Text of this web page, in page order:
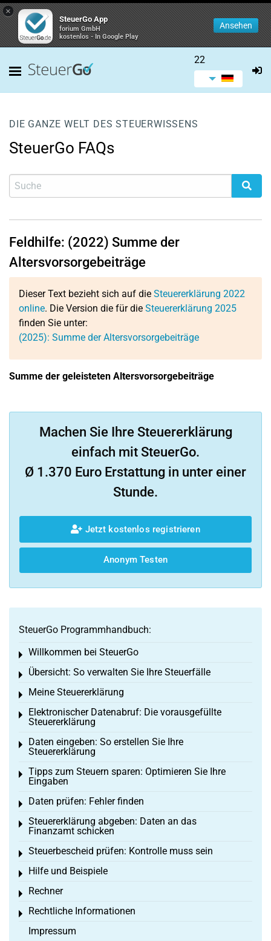
×
SteuerGo App
forium GmbH
kostenlos - In Google Play
Ansehen
22
DIE GANZE WELT DES STEUERWISSENS
SteuerGo FAQs
Feldhilfe: (2022) Summe der
Altersvorsorgebeiträge
Dieser Text bezieht sich auf die Steuererklärung 2022
online. Die Version die für die Steuererklärung 2025
finden Sie unter:
(2025): Summe der Altersvorsorgebeiträge
Summe der geleisteten Altersvorsorgebeiträge
Machen Sie Ihre Steuererklärung
einfach mit SteuerGo.
Ø 1.370 Euro Erstattung in unter einer
Stunde.
Jetzt kostenlos registrieren
Anonym Testen
SteuerGo Programmhandbuch:
Willkommen bei SteuerGo
Toggle menu
Übersicht: So verwalten Sie Ihre Steuerfälle
Toggle menu
Meine Steuererklärung
Toggle menu
Elektronischer Datenabruf: Die vorausgefüllte
Steuererklärung
Toggle menu
Daten eingeben: So erstellen Sie Ihre
Steuererklärung
Toggle menu
Tipps zum Steuern sparen: Optimieren Sie Ihre
Eingaben
Toggle menu
Daten prüfen: Fehler finden
Toggle menu
Steuererklärung abgeben: Daten an das
Finanzamt schicken
Toggle menu
Steuerbescheid prüfen: Kontrolle muss sein
Toggle menu
Hilfe und Beispiele
Toggle menu
Rechner
Toggle menu
Rechtliche Informationen
Toggle menu
Impressum